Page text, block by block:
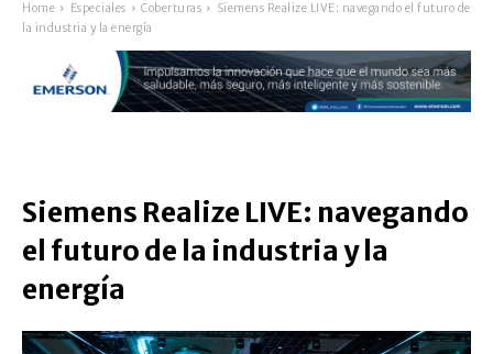
Home Especiales Coberturas
Siemens Realize LIVE: navegando el futuro de
la industria y la energía
Siemens Realize LIVE: navegando
el futuro de la industria y la
energía